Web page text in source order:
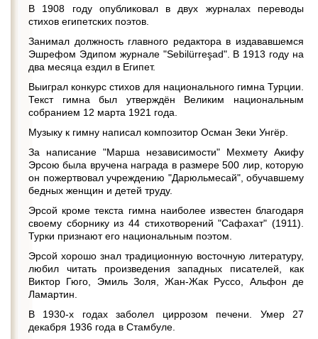
В 1908 году опубликовал в двух журналах переводы
стихов египетских поэтов.
Занимал должность главного редактора в издававшемся
Эшрефом Эдипом журнале "Sebilürreşad". В 1913 году на
два месяца ездил в Египет.
Выиграл конкурс стихов для национального гимна Турции.
Текст гимна был утверждён Великим национальным
собранием 12 марта 1921 года.
Музыку к гимну написал композитор Осман Зеки Унгёр.
За написание "Марша независимости" Мехмету Акифу
Эрсою была вручена награда в размере 500 лир, которую
он пожертвовал учреждению "Дарюльмесай", обучавшему
бедных женщин и детей труду.
Эрсой кроме текста гимна наиболее известен благодаря
своему сборнику из 44 стихотворений "Сафахат" (1911).
Турки признают его национальным поэтом.
Эрсой хорошо знал традиционную восточную литературу,
любил читать произведения западных писателей, как
Виктор Гюго, Эмиль Золя, Жан-Жак Руссо, Альфон де
Ламартин.
В 1930-х годах заболел циррозом печени. Умер 27
декабря 1936 года в Стамбуле.